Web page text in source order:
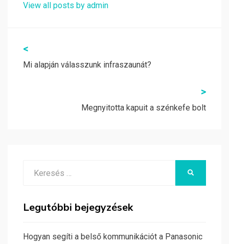
View all posts by admin
Bejegyzés
navigáció
<
Mi alapján válasszunk infraszaunát?
>
Megnyitotta kapuit a szénkefe bolt
Legutóbbi bejegyzések
Hogyan segíti a belső kommunikációt a Panasonic